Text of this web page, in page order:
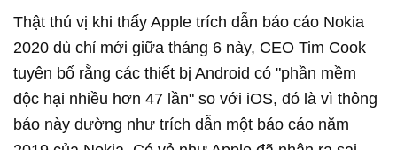
Thật thú vị khi thấy Apple trích dẫn báo cáo Nokia
2020 dù chỉ mới giữa tháng 6 này, CEO Tim Cook
tuyên bố rằng các thiết bị Android có "phần mềm
độc hại nhiều hơn 47 lần" so với iOS, đó là vì thông
báo này dường như trích dẫn một báo cáo năm